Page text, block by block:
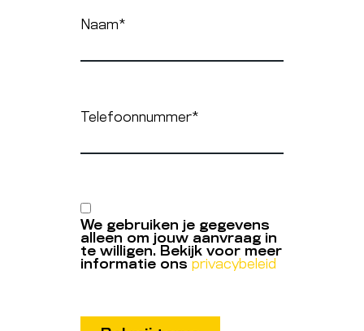
Naam*
Telefoonnummer*
We gebruiken je gegevens
alleen om jouw aanvraag in
te willigen. Bekijk voor meer
informatie ons privacybeleid